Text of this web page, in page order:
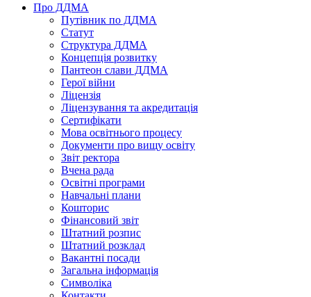
Про ДДМА
Путівник по ДДМА
Статут
Структура ДДМА
Концепція розвитку
Пантеон слави ДДМА
Герої війни
Ліцензія
Ліцензування та акредитація
Сертифікати
Мова освітнього процесу
Документи про вищу освіту
Звіт ректора
Вчена рада
Освітні програми
Навчальні плани
Кошторис
Фінансовий звіт
Штатний розпис
Штатний розклад
Вакантні посади
Загальна інформація
Символіка